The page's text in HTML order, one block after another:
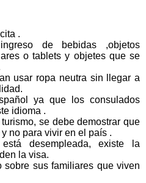
.
de bebidas ,objetos
o tablets y objetes que se
usar ropa neutra sin llegar a
ya que los consulados
idioma .
se debe demostrar que
no para vivir en el país .
desempleada, existe la
la visa.
sobre sus familiares que viven